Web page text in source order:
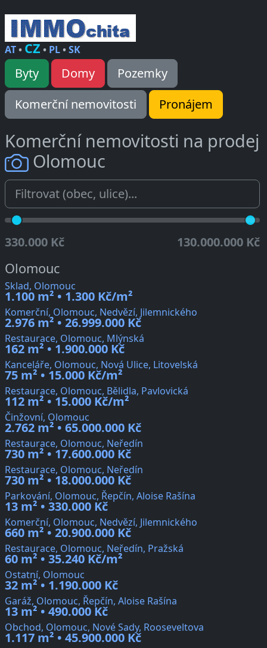
AT• CZ • PL•SK
Byty Domy
Pozemky
Komerční nemovitosti
Pronájem
Komerční nemovitosti na prodej
Olomouc
330.000 Kč 130.000.000 Kč
Olomouc
Sklad, Olomouc
1.100 m² • 1.300 Kč/m²
Komerční, Olomouc, Nedvězí, Jilemnického
2.976 m² • 26.999.000 Kč
Restaurace, Olomouc, Mlýnská
162 m² • 1.900.000 Kč
Kanceláře, Olomouc, Nová Ulice, Litovelská
75 m² • 15.000 Kč/m²
Restaurace, Olomouc, Bělidla, Pavlovická
112 m² • 15.000 Kč/m²
Činžovní, Olomouc
2.762 m² • 65.000.000 Kč
Restaurace, Olomouc, Neředín
730 m² • 17.600.000 Kč
Restaurace, Olomouc, Neředín
730 m² • 18.000.000 Kč
Parkování, Olomouc, Řepčín, Aloise Rašína
13 m² • 330.000 Kč
Komerční, Olomouc, Nedvězí, Jilemnického
660 m² • 20.900.000 Kč
Restaurace, Olomouc, Neředín, Pražská
60 m² • 35.240 Kč/m²
Ostatní, Olomouc
32 m² • 1.190.000 Kč
Garáž, Olomouc, Řepčín, Aloise Rašína
13 m² • 490.000 Kč
Obchod, Olomouc, Nové Sady, Rooseveltova
1.117 m² • 45.900.000 Kč